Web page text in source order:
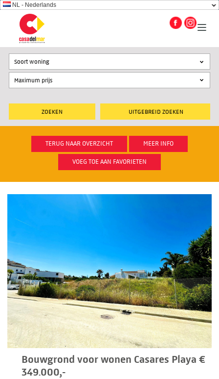
NL - Nederlands
UITGEBREID ZOEKEN
Soort woning
TERUG NAAR OVERZICHT MEER INFO
VOEG TOE AAN FAVORIETEN
Bouwgrond voor wonen Casares Playa €
349.000,-